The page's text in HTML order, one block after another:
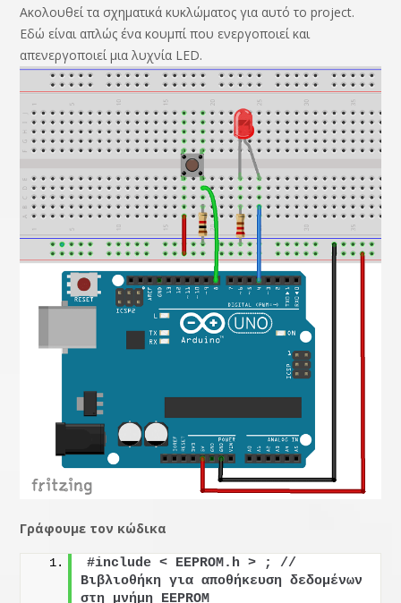
Ακολουθεί τα σχηματικά κυκλώματος για αυτό το project.
Εδώ είναι απλώς ένα κουμπί που ενεργοποιεί και
απενεργοποιεί μια λυχνία LED.
Γράφουμε τον κώδικα
#include < EEPROM.h > ; //
Βιβλιοθήκη για αποθήκευση δεδομένων
στη μνήμη EEPROM